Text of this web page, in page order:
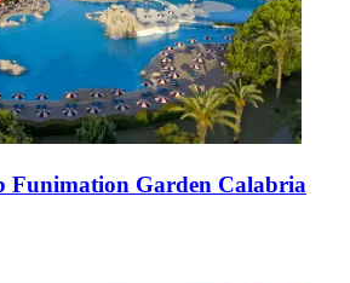
Funimation Garden Calabria